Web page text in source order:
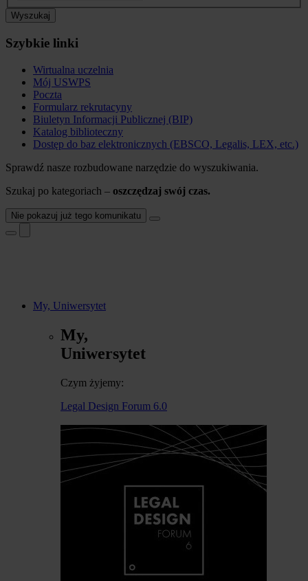
Wyszukaj
Szybkie linki
Wirtualna uczelnia
Mój USWPS
Poczta
Formularz rekrutacyny
Biuletyn Informacji Publicznej (BIP)
Katalog biblioteczny
Dostęp do baz elektronicznych (EBSCO, Legalis, LEX, etc.)
Sprawdź nasze rozbudowane narzędzie do wyszukiwania.
Szukaj po kategoriach – oszczędzaj swój czas.
Nie pokazuj już tego komunikatu
My, Uniwersytet
My,
Uniwersytet
Czym żyjemy:
Legal Design Forum 6.0